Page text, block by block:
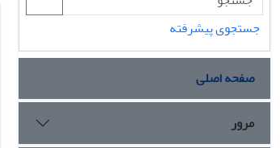
جستجوی پیشرفته
صفحه اصلی
مرور